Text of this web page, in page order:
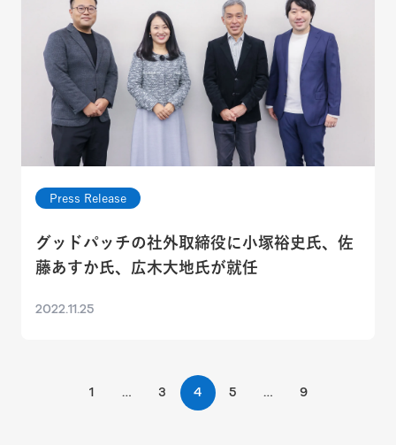
Press Release
グッドパッチの社外取締役に小塚裕史氏、佐
藤あすか氏、広木大地氏が就任
2022.11.25
1 … 3 4 5 … 9